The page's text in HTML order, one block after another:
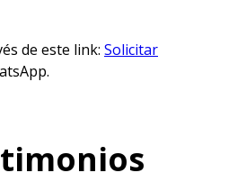
de este link: Solicitar